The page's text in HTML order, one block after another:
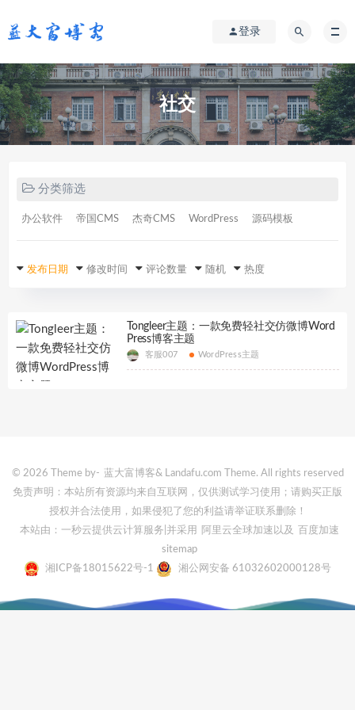
登录
社交
分类筛选
办公软件 帝国CMS 杰奇CMS WordPress 源码模板
发布日期 修改时间 评论数量 随机 热度
Tongleer主题：一款免费轻社交仿微博Word
Press博客主题
客服007 WordPress主题
© 2026 Theme by- 蓝大富博客& Landafu.com Theme. All rights reserved
免责声明：本站所有资源均来自互联网，仅供测试学习使用；请购买正版
授权并合法使用，如果侵犯了您的利益请举证联系删除！
本站由：一秒云提供云计算服务 |并采用 阿里云全球加速 以及
百度加速
sitemap
湘ICP备18015622号-1
湘公网安备 61032602000128号